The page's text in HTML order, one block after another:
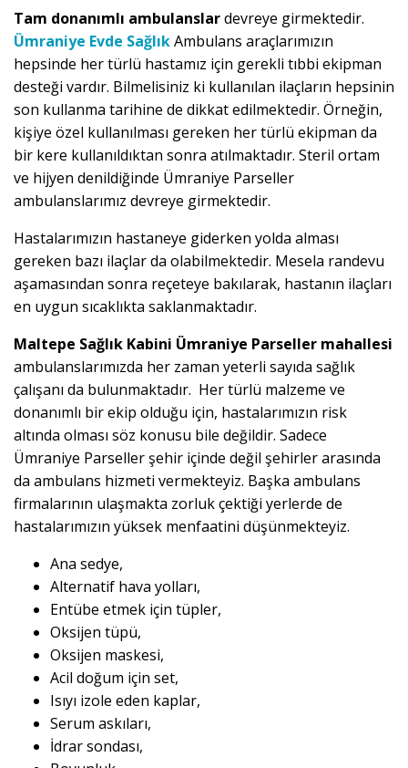
Tam donanımlı ambulanslardevreye girmektedir.
Ümraniye Evde SağlıkAmbulans araçlarımızın
hepsinde her türlü hastamız için gerekli tıbbi ekipman
desteği vardır. Bilmelisiniz ki kullanılan ilaçların hepsinin
son kullanma tarihine de dikkat edilmektedir. Örneğin,
kişiye özel kullanılması gereken her türlü ekipman da
bir kere kullanıldıktan sonra atılmaktadır. Steril ortam
ve hijyen denildiğinde Ümraniye Parseller
ambulanslarımız devreye girmektedir.
Hastalarımızın hastaneye giderken yolda alması
gereken bazı ilaçlar da olabilmektedir. Mesela randevu
aşamasından sonra reçeteye bakılarak, hastanın ilaçları
en uygun sıcaklıkta saklanmaktadır.
Maltepe Sağlık Kabini Ümraniye Parseller mahallesi
ambulanslarımızda her zaman yeterli sayıda sağlık
çalışanı da bulunmaktadır. Her türlü malzeme ve
donanımlı bir ekip olduğu için, hastalarımızın risk
altında olması söz konusu bile değildir. Sadece
Ümraniye Parseller şehir içinde değil şehirler arasında
da ambulans hizmeti vermekteyiz. Başka ambulans
firmalarının ulaşmakta zorluk çektiği yerlerde de
hastalarımızın yüksek menfaatini düşünmekteyiz.
Ana sedye,
Alternatif hava yolları,
Entübe etmek için tüpler,
Oksijen tüpü,
Oksijen maskesi,
Acil doğum için set,
Isıyı izole eden kaplar,
Serum askıları,
İdrar sondası,